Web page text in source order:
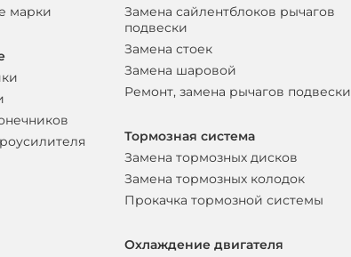
марки
Замена сайлентблоков рычагов
подвески
Замена стоек
Замена шаровой
Ремонт, замена рычагов подвески
Тормозная система
Замена тормозных дисков
Замена тормозных колодок
Прокачка тормозной системы
Охлаждение двигателя